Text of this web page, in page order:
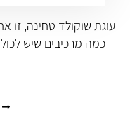
עוגת שוקולד טחינה, זו
כמה מרכיבים שיש